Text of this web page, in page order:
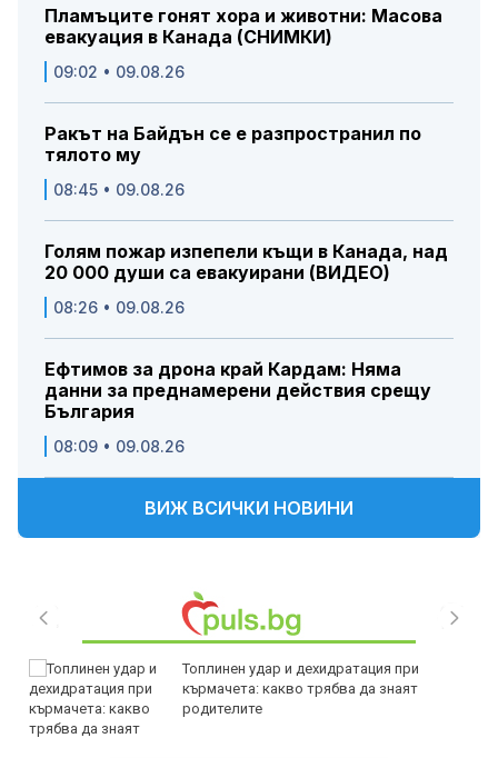
Пламъците гонят хора и животни: Масова
евакуация в Канада (СНИМКИ)
09:02 • 09.08.26
Ракът на Байдън се е разпространил по
тялото му
08:45 • 09.08.26
Голям пожар изпепели къщи в Канада, над
20 000 души са евакуирани (ВИДЕО)
08:26 • 09.08.26
Ефтимов за дрона край Кардам: Няма
данни за преднамерени действия срещу
България
08:09 • 09.08.26
ВИЖ ВСИЧКИ НОВИНИ
Топлинен удар и дехидратация при
кърмачета: какво трябва да знаят
родителите